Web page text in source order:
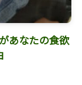
あなたの食欲